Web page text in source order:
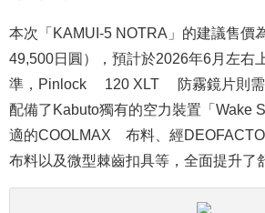
本次「KAMUI-5 NOTRA」的建議售價
49,500日圓），預計於2026年6月左右
準，Pinlock® 120 XLT® 防霧鏡片則
配備了Kabuto獨有的空力裝置「Wake
適的COOLMAX®布料、經
布料以及微型棘齒扣具等，全面提升了